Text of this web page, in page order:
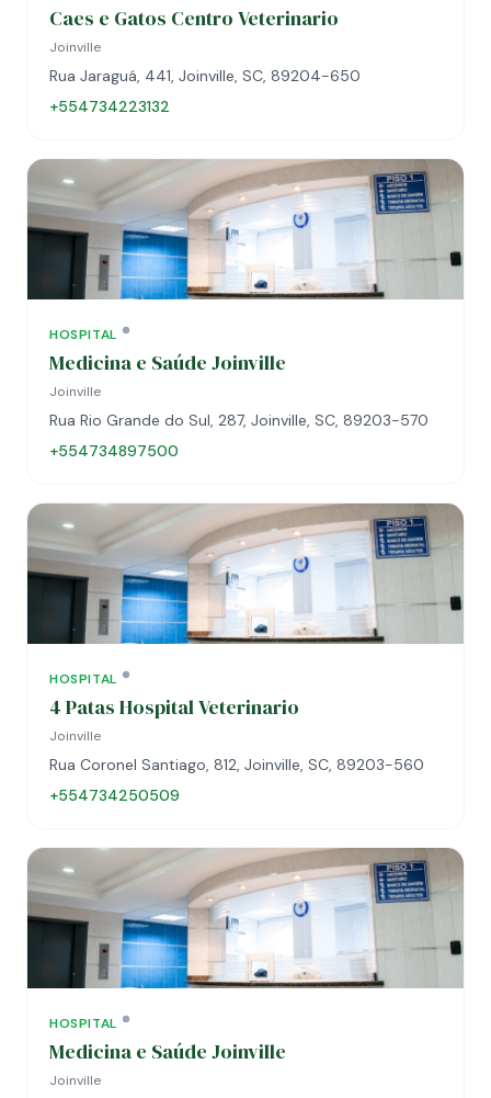
Caes e Gatos Centro Veterinario
Joinville
Rua Jaraguá, 441, Joinville, SC, 89204-650
+554734223132
HOSPITAL
Medicina e Saúde Joinville
Joinville
Rua Rio Grande do Sul, 287, Joinville, SC, 89203-570
+554734897500
HOSPITAL
4 Patas Hospital Veterinario
Joinville
Rua Coronel Santiago, 812, Joinville, SC, 89203-560
+554734250509
HOSPITAL
Medicina e Saúde Joinville
Joinville